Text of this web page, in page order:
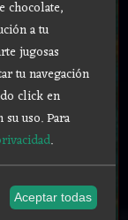
chocolate,
a tu
jugosas
tu navegación
click en
su uso.Para
.
Aceptar todas